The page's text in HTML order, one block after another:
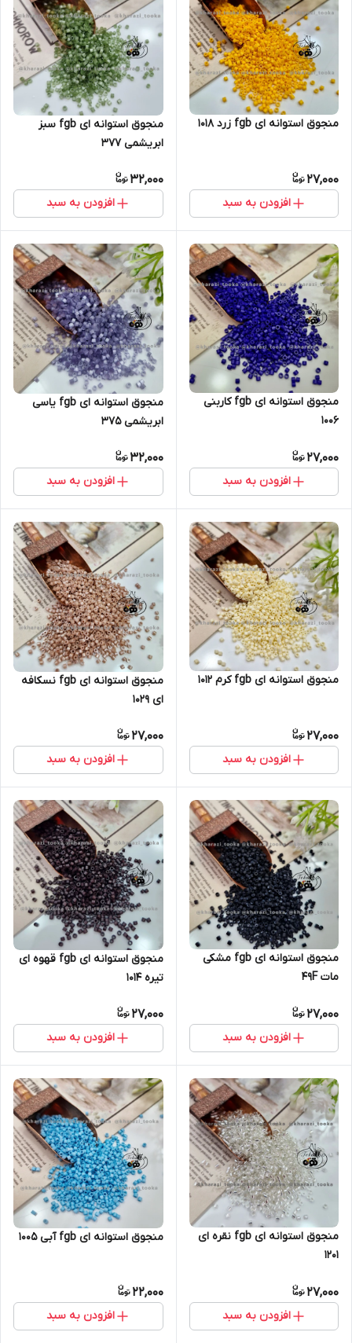
منجوق استوانه ای fgb زرد ۱۰۱۸
27,000
افزودن به سبد
منجوق استوانه ای fgb سبز
ابریشمی ۳۷۷
32,000
افزودن به سبد
منجوق استوانه ای fgb کاربنی
۱۰۰۶
27,000
افزودن به سبد
منجوق استوانه ای fgb یاسی
ابریشمی ۳۷۵
32,000
افزودن به سبد
منجوق استوانه ای fgb کرم ۱۰۱۲
27,000
افزودن به سبد
منجوق استوانه ای fgb نسکافه
ای ۱۰۲۹
27,000
افزودن به سبد
منجوق استوانه ای fgb مشکی
مات ۴۹F
27,000
افزودن به سبد
منجوق استوانه ای fgb قهوه ای
تیره ۱۰۱۴
27,000
افزودن به سبد
منجوق استوانه ای fgb نقره ای
۱۲۰۱
27,000
افزودن به سبد
منجوق استوانه ای fgb آبی ۱۰۰۵
22,000
افزودن به سبد